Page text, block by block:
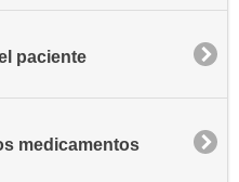
paciente
medicamentos